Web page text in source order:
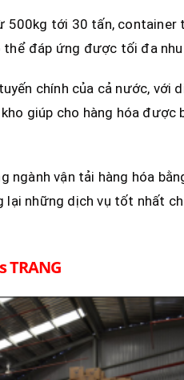
tới 30 tấn, container
đáp ứng được tối đa
chính của cả nước, với
giúp cho hàng hóa được
ngành vận tải hàng hóa
lại những dịch vụ tốt nhất
TRANG